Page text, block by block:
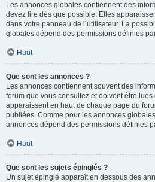
Les annonces globales contiennent des
devez lire dès que possible. Elles
dans votre panneau de l’utilisateur. La
globales dépend des permissions définies
Haut
Que sont les annonces ?
Les annonces contiennent souvent des
forum que vous consultez et doivent être
apparaissent en haut de chaque page du
publiées. Comme pour les annonces
annonces dépend des permissions définies
Haut
Que sont les sujets épinglés ?
Un sujet épinglé apparaît en dessous des